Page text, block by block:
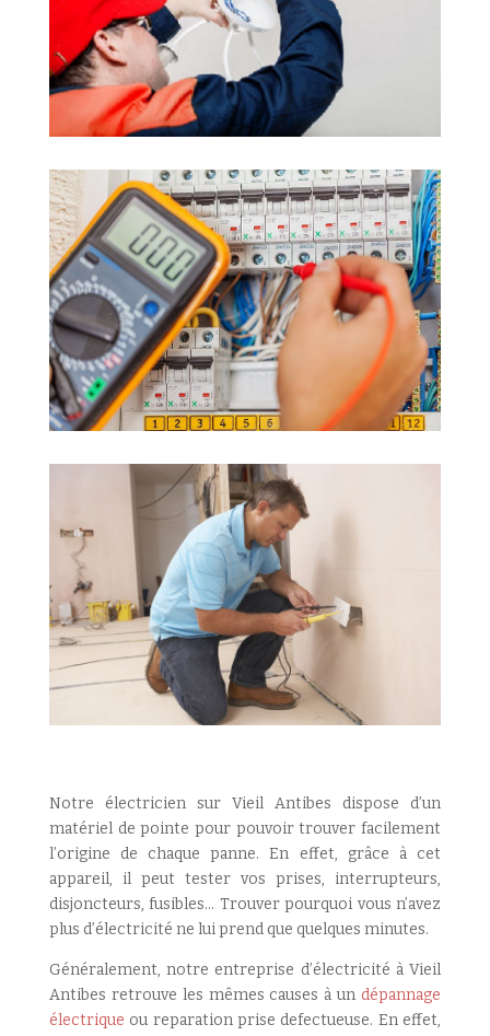
Notre électricien sur Vieil Antibes dispose d’un
matériel de pointe pour pouvoir trouver facilement
l’origine de chaque panne. En effet, grâce à cet
appareil, il peut tester vos prises, interrupteurs,
disjoncteurs, fusibles… Trouver pourquoi vous n’avez
plus d’électricité ne lui prend que quelques minutes.
Généralement, notre entreprise d’électricité à Vieil
Antibes retrouve les mêmes causes à un dépannage
électrique ou reparation prise defectueuse. En effet,